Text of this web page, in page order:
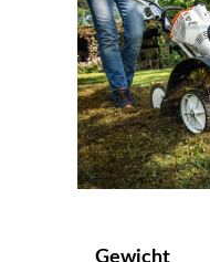
Gewicht